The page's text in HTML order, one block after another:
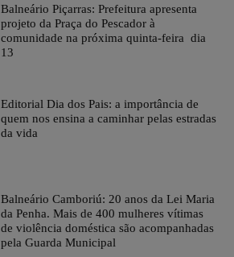
Balneário Piçarras: Prefeitura apresenta
projeto da Praça do Pescador à
comunidade na próxima quinta-feira dia
13
Editorial Dia dos Pais: a importância de
quem nos ensina a caminhar pelas estradas
da vida
Balneário Camboriú: 20 anos da Lei Maria
da Penha. Mais de 400 mulheres vítimas
de violência doméstica são acompanhadas
pela Guarda Municipal